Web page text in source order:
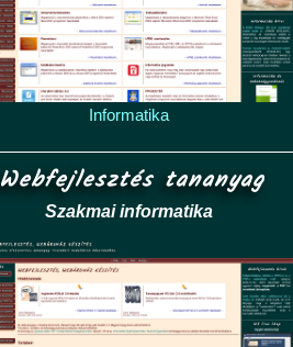
Informatika
Webfejlesztés tananyag
Szakmai informatika